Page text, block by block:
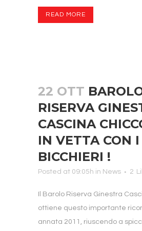
READ MORE
22 OTT
RISERVA
CASCINA
IN VETTA CON I
BICCHIERI !
Posted at 09:05h in News 2
Il Barolo Riserva Ginestra
ottiene questo importante
annata 2011, riuscendo a